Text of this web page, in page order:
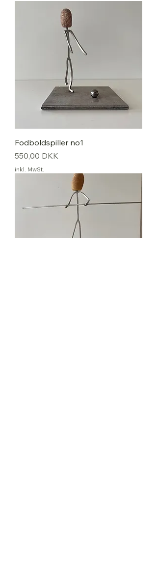
Fodboldspiller no1
Preis
550,00 DKK
inkl. MwSt.